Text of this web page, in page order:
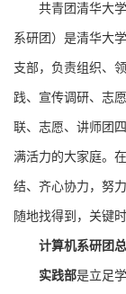
共青团清华大
系研团）是清华大
支部，负责组织、
践、宣传调研、志
联、志愿、讲师团
满活力的大家庭。
结、齐心协力，努
随地找得到，关键
计算机系研团
实践部是立足